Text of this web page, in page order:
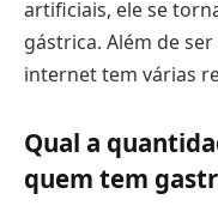
artificiais, ele se
gástrica. Além de ser
internet tem várias
Qual a
quem tem